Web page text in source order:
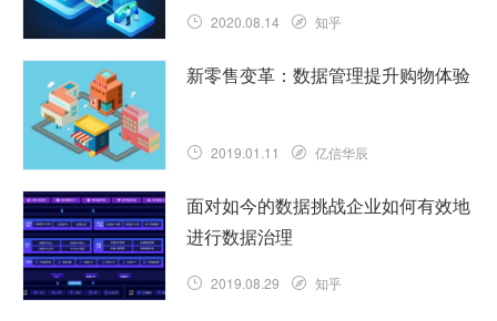
2020.08.14 知乎
新零售变革：数据管理提升购物体验
2019.01.11 亿信华辰
面对如今的数据挑战企业如何有效地
进行数据治理
2019.08.29 知乎